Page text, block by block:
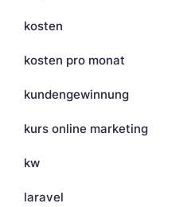
kosten
kosten pro monat
kundengewinnung
kurs online marketing
kw
laravel